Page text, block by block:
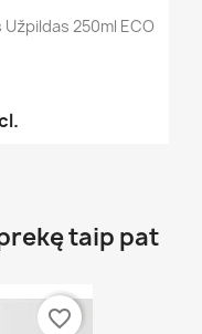
250ml ECO
taip pat
favorite_border